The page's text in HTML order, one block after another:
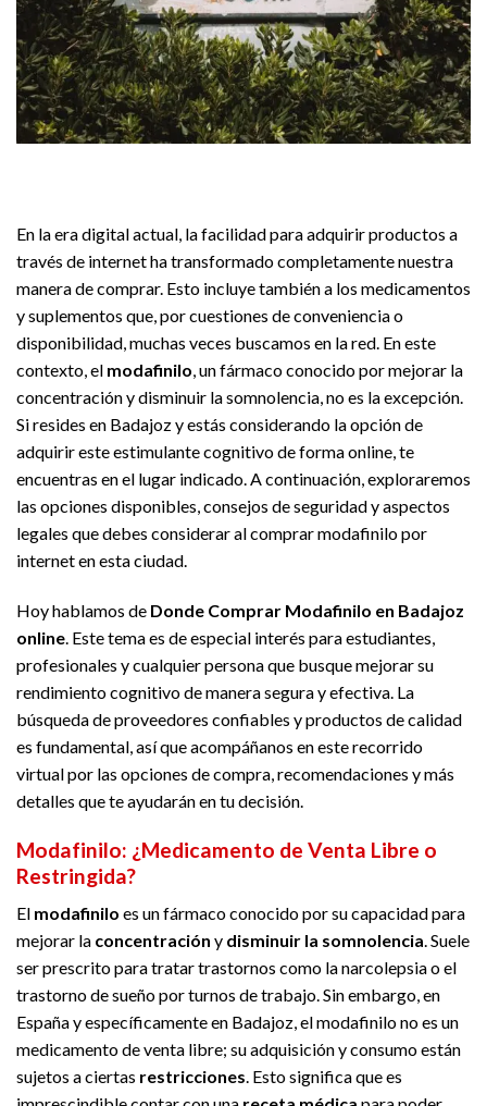
En la era digital actual, la facilidad para adquirir productos a
través de internet ha transformado completamente nuestra
manera de comprar. Esto incluye también a los medicamentos
y suplementos que, por cuestiones de conveniencia o
disponibilidad, muchas veces buscamos en la red. En este
contexto, el modafinilo, un fármaco conocido por mejorar la
concentración y disminuir la somnolencia, no es la excepción.
Si resides en Badajoz y estás considerando la opción de
adquirir este estimulante cognitivo de forma online, te
encuentras en el lugar indicado. A continuación, exploraremos
las opciones disponibles, consejos de seguridad y aspectos
legales que debes considerar al comprar modafinilo por
internet en esta ciudad.
Hoy hablamos de Donde Comprar Modafinilo en Badajoz
online. Este tema es de especial interés para estudiantes,
profesionales y cualquier persona que busque mejorar su
rendimiento cognitivo de manera segura y efectiva. La
búsqueda de proveedores confiables y productos de calidad
es fundamental, así que acompáñanos en este recorrido
virtual por las opciones de compra, recomendaciones y más
detalles que te ayudarán en tu decisión.
Modafinilo: ¿Medicamento de Venta Libre o
Restringida?
El modafinilo es un fármaco conocido por su capacidad para
mejorar la concentración y disminuir la somnolencia. Suele
ser prescrito para tratar trastornos como la narcolepsia o el
trastorno de sueño por turnos de trabajo. Sin embargo, en
España y específicamente en Badajoz, el modafinilo no es un
medicamento de venta libre; su adquisición y consumo están
sujetos a ciertas restricciones. Esto significa que es